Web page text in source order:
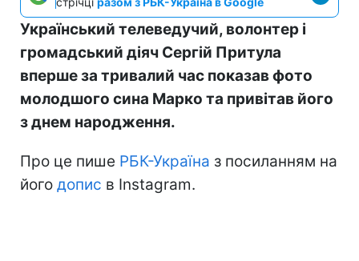
Український телеведучий, волонтер і
громадський діяч Сергій Притула
вперше за тривалий час показав фото
молодшого сина Марко та привітав його
з днем народження.
Про це пише РБК-Україна з посиланням на
його допис в Instagram.